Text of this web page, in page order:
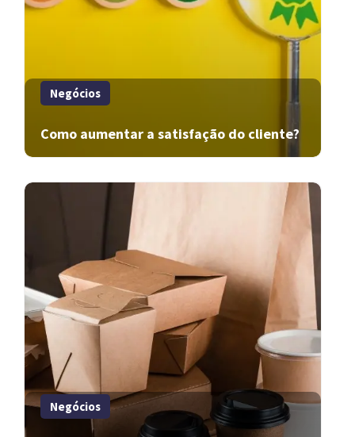
Negócios
Como aumentar a satisfação do cliente?
Negócios